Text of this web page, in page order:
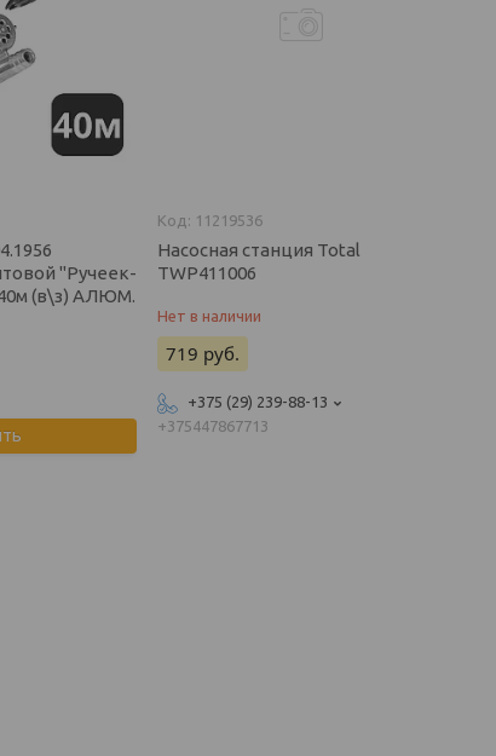
''Ручеек-
(в\з) АЛЮМ.
11219536
Насосная станция Total
TWP411006
Нет в наличии
719 руб.
+375 (29) 239-88-13
+375447867713